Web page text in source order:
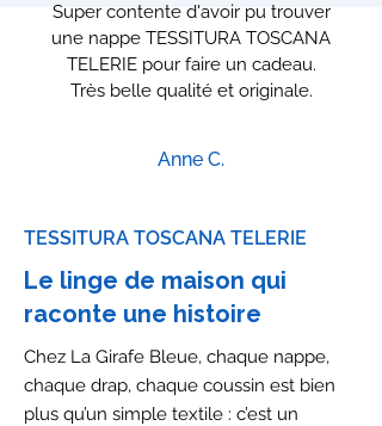
Super contente d'avoir pu trouver
une nappe TESSITURA TOSCANA
TELERIE pour faire un cadeau.
Très belle qualité et originale.
Anne C.
TESSITURA TOSCANA TELERIE
Le linge de maison qui
raconte une histoire
Chez La Girafe Bleue, chaque nappe,
chaque drap, chaque coussin est bien
plus qu’un simple textile : c’est un